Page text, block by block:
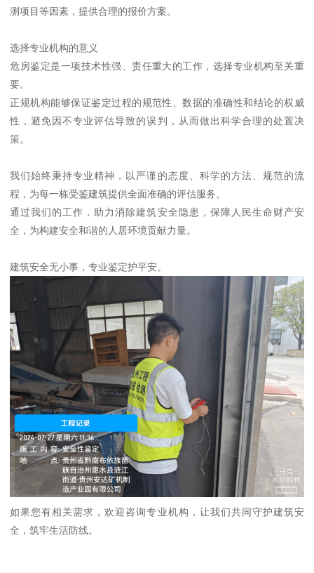
测项目等因素，提供合理的报价方案。
选择专业机构的意义
危房鉴定是一项技术性强、责任重大的工作，选择专业机构至关重
要。
正规机构能够保证鉴定过程的规范性、数据的准确性和结论的权威
性，避免因不专业评估导致的误判，从而做出科学合理的处置决
策。
我们始终秉持专业精神，以严谨的态度、科学的方法、规范的流
程，为每一栋受鉴建筑提供全面准确的评估服务。
通过我们的工作，助力消除建筑安全隐患，保障人民生命财产安
全，为构建安全和谐的人居环境贡献力量。
建筑安全无小事，专业鉴定护平安。
如果您有相关需求，欢迎咨询专业机构，让我们共同守护建筑安
全，筑牢生活防线。